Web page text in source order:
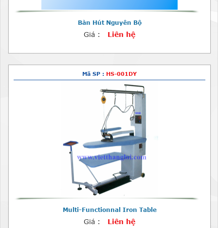
Bàn Hút Nguyên Bộ
Giá : Liên hệ
Mã SP : HS-001DY
Multi-Functionnal Iron Table
Giá : Liên hệ